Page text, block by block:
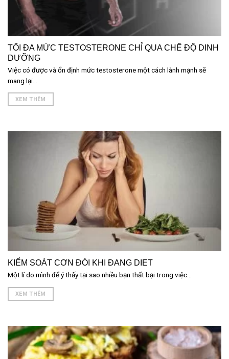
TỐI ĐA MỨC TESTOSTERONE CHỈ QUA CHẾ ĐỘ DINH
DƯỠNG
Việc có được và ổn định mức testosterone một cách lành mạnh sẽ
mang lại...
XEM THÊM
KIỂM SOÁT CƠN ĐÓI KHI ĐANG DIET
Một lí do mình để ý thấy tại sao nhiều bạn thất bại trong việc...
XEM THÊM